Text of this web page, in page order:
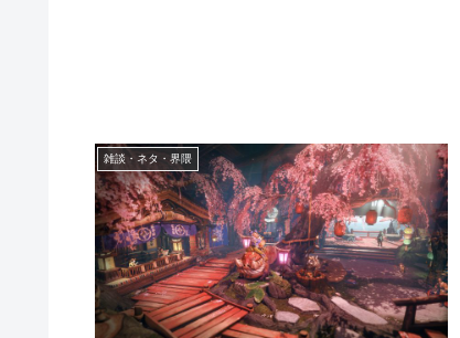
雑談・ネタ・界隈